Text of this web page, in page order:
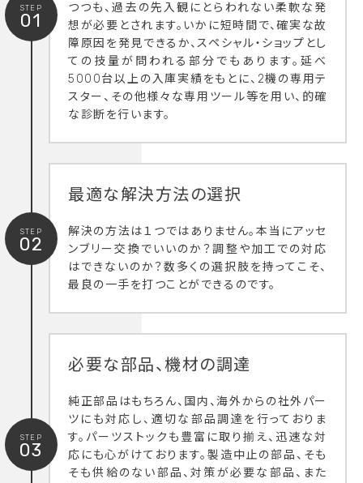
STEP
01
つつも、過去の先入観にとらわれない柔軟な発
想が必要とされます。いかに短時間で、確実な故
障原因を発見できるか、スペシャル・ショップとし
ての技量が問われる部分でもあります。延べ
5000台以上の入庫実績をもとに、2機の専用テ
スター、その他様々な専用ツール等を用い、的確
な診断を行います。
STEP
02
最適な解決方法の選択
解決の方法は１つではありません。本当にアッセ
ンブリー交換でいいのか？調整や加工での対応
はできないのか？数多くの選択肢を持ってこそ、
最良の一手を打つことができるのです。
STEP
03
必要な部品、機材の調達
純正部品はもちろん、国内、海外からの社外パー
ツにも対応し、適切な部品調達を行っておりま
す。パーツストックも豊富に取り揃え、迅速な対
応にも心がけております。製造中止の部品、そも
そも供給のない部品、対策が必要な部品、また